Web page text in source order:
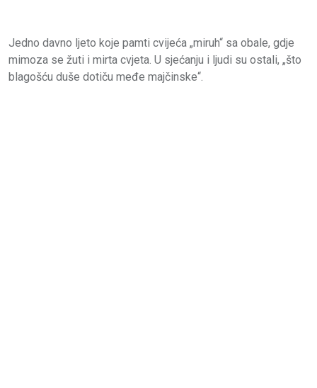
Jedno davno ljeto koje pamti cvijeća „miruh“ sa obale, gdje
mimoza se žuti i mirta cvjeta. U sjećanju i ljudi su ostali, „što
blagošću duše dotiču međe majčinske“.